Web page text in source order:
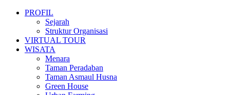
PROFIL
Sejarah
Struktur Organisasi
VIRTUAL TOUR
WISATA
Menara
Taman Peradaban
Taman Asmaul Husna
Green House